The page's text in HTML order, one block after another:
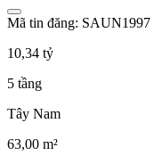
Mã tin đăng: SAUN1997
10,34 tỷ
5 tầng
Tây Nam
63,00 m²